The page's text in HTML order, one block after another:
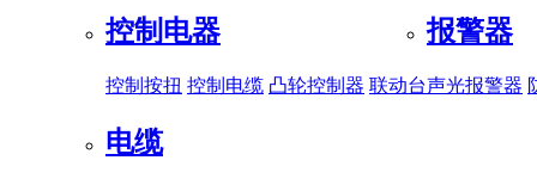
控制电器
控制按扭 控制电缆 凸轮控制器 联动台
报警器
声光报警器
电缆